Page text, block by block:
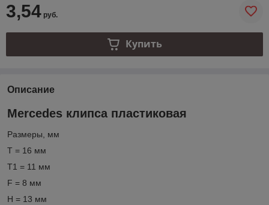
3,54 руб.
Купить
Описание
Mercedes клипса пластиковая
Размеры, мм
T = 16 мм
T1 = 11 мм
F = 8 мм
H = 13 мм